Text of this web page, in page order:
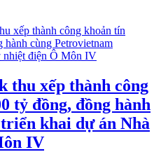
thu xếp thành công
tỷ đồng, đồng hành
khai dự án Nhà
IV